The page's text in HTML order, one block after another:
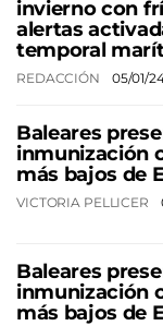
invierno con
alertas
temporal
REDACCIÓN 05/01/
Baleares
inmunización
más bajos de
VICTORIA PELLICER
Baleares
inmunización
más bajos de